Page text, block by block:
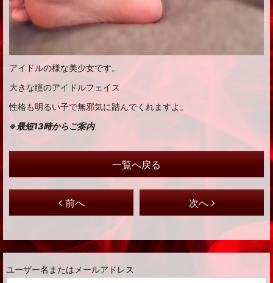
アイドルの様な美少女です。
大きな瞳のアイドルフェイス
性格も明るい子で無邪気に踏んでくれますよ。
※最短13時からご案内
前へ
一覧へ戻る
次へ
ユーザー名またはメールアドレス